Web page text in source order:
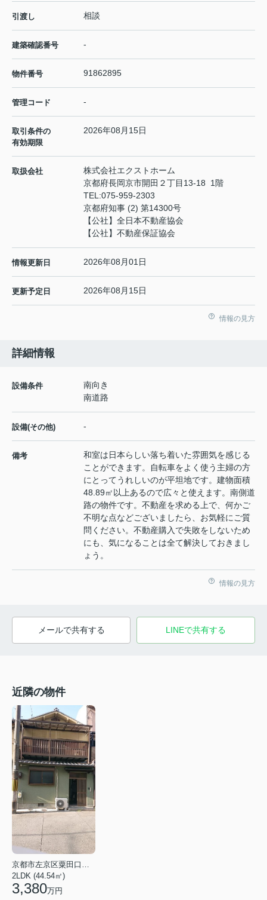
引渡し 相談
建築確認番号 -
物件番号 91862895
管理コード -
取引条件の
有効期限
2026年08月15日
取扱会社
株式会社エクストホーム
京都府長岡京市開田２丁目13-18 1階
TEL:075-959-2303
京都府知事 (2) 第14300号
【公社】全日本不動産協会
【公社】不動産保証協会
情報更新日 2026年08月01日
更新予定日 2026年08月15日
情報の見方
詳細情報
設備条件
南向き
南道路
設備(その他) -
備考
和室は日本らしい落ち着いた雰囲気を感じる
ことができます。自転車をよく使う主婦の方
にとってうれしいのが平坦地です。建物面積
48.89㎡以上あるので広々と使えます。南側道
路の物件です。不動産を求める上で、何かご
不明な点などございましたら、お気軽にご質
問ください。不動産購入で失敗をしないため
にも、気になることは全て解決しておきまし
ょう。
情報の見方
メールで共有する LINEで共有する
近隣の物件
2LDK (44.54㎡)
3,380万円